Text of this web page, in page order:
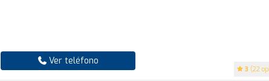
3 (22
Ver teléfono